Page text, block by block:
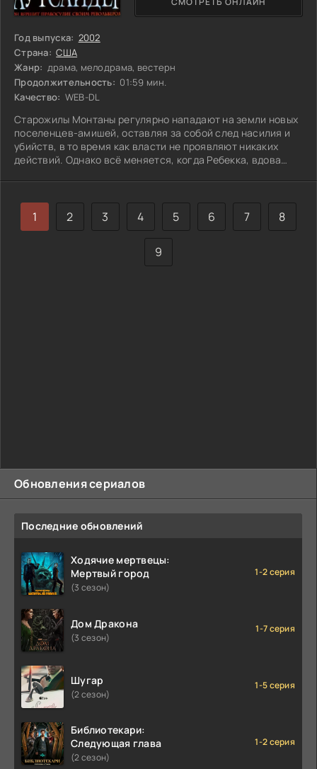
Год выпуска: 2002
Страна: США
Жанр: драма, мелодрама, вестерн
Продолжительность: 01:59 мин.
Качество: WEB-DL
Старожилы Монтаны регулярно нападают на земли новых
поселенцев-амишей, оставляя за собой след насилия и
убийств, в то время как власти не проявляют никаких
действий. Однако всё меняется, когда Ребекка, вдова
Голта. Несмотря на его недавнее ранение, Джонни
влюбляется в Ребекку и решает противостоять бандитам.
Но община, следуя своей заповеди «второй щеки», не
приемлет этого подозрительного чужака с оружием,
1 2 3 4 5 6 7 8
9
Обновления сериалов
Последние обновлений
Ходячие мертвецы:
Мертвый город
(3 сезон)
1-2 серия
Дом Дракона
(3 сезон)
1-7 серия
Шугар
(2 сезон)
1-5 серия
Библиотекари:
Следующая глава
(2 сезон)
1-2 серия